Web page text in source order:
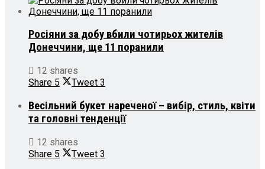
Росіяни за добу вбили чотирьох жителів
Донеччини, ще 11 поранили
12 shares
Share 5 Tweet 3
Весільний букет нареченої – вибір, стиль, квіти
та головні тенденції
12 shares
Share 5 Tweet 3